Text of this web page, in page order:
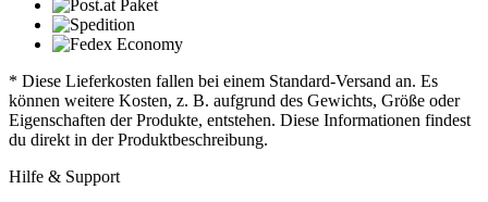
* Diese Lieferkosten fallen bei einem Standard-Versand an. Es
können weitere Kosten, z. B. aufgrund des Gewichts, Größe oder
Eigenschaften der Produkte, entstehen. Diese Informationen findest
du direkt in der Produktbeschreibung.
Hilfe & Support